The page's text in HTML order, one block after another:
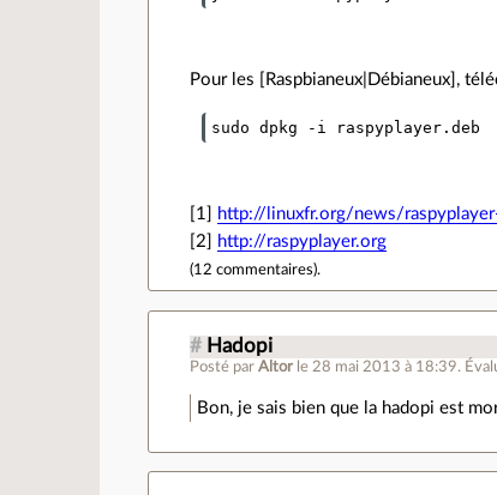
Pour les [Raspbianeux|Débianeux],
[1]
http://linuxfr.org/news/
[2]
http://raspyplayer.org
(12 commentaires).
# Hadopi
Posté parAltor le 28 mai 2013 à 18:39.
Bon, je sais bien que la hadopi est